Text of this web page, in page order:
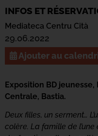
INFOS ET
Mediateca Centru Cità
29.06.2022
Ajouter au
Exposition BD jeunesse,
Centrale, Bastia.
Deux filles, un serment…
colère. La famille de